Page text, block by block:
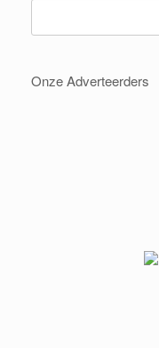
Onze Adverteerders